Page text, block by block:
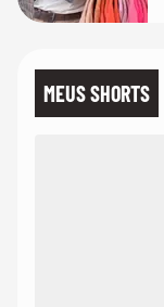
MEUS SHORTS